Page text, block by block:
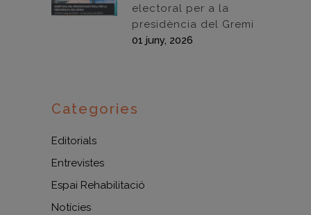
electoral per a la
presidència del Gremi
01 juny, 2026
Categories
Editorials
Entrevistes
Espai Rehabilitació
Notícies